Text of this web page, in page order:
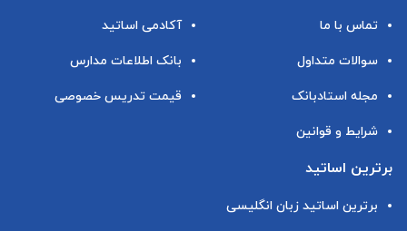
تماس با ما
سوالات متداول
مجله استادبانک
شرایط و قوانین
آکادمی اساتید
بانک اطلاعات مدارس
قیمت تدریس خصوصی
برترین اساتید
برترین اساتید زبان انگلیسی